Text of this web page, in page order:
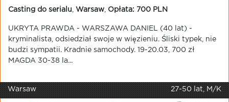
Casting do serialu Warsaw Opłata: 700 PLN
UKRYTA PRAWDA - WARSZAWA DANIEL (40 lat) -
kryminalista, odsiedział swoje w więzieniu. Śliski typek, nie
budzi sympatii. Kradnie samochody. 19-20.03, 700 zł
MAGDA 30-38 la...
Warsaw 27-50 lat, M/K